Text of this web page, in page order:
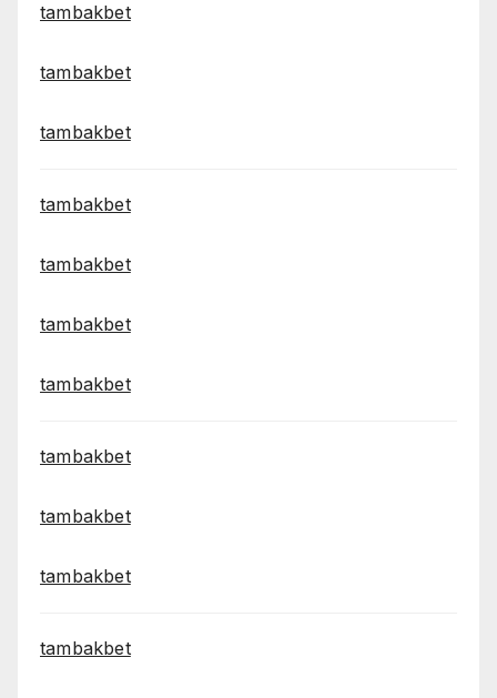
tambakbet
tambakbet
tambakbet
tambakbet
tambakbet
tambakbet
tambakbet
tambakbet
tambakbet
tambakbet
tambakbet